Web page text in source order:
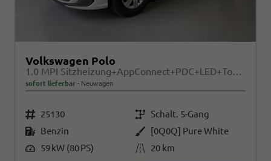
Volkswagen Polo
1.0 MPI Sitzheizung+AppConnect+PDC+LED+Touch+Lichtsensor+MultiLenkrad
sofort lieferbar Neuwagen
Fahrzeugnr. 25130 Getriebe Schalt. 5-Gang
Kraftstoff Benzin Außenfarbe
[0Q0Q] Pure White
Leistung 59 kW (80 PS) Kilometerstand 20 km